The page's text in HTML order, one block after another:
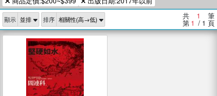
孩：黎曼猜想 、 偉大的迷走神經
顯示 排序 共 1 筆
第 1 / 1 頁